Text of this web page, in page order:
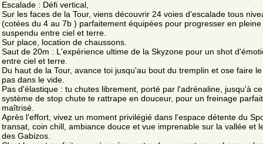
Escalade : Défi vertical,
Sur les faces de la Tour, viens découvrir 24 voies d'escalade tous
(cotées du 4 au 7b ) parfaitement équipées pour progresser en
suspendu entre ciel et terre.
Sur place, location de chaussons.
Saut de 20m : L'expérience ultime de la Skyzone pour un shot
entre ciel et terre.
Du haut de la Tour, avance toi jusqu'au bout du tremplin et ose faire
pas dans le vide.
Pas d'élastique : tu chutes librement, porté par l'adrénaline, jusqu'à
système de stop chute te rattrape en douceur, pour un freinage
maîtrisé.
Après l'effort, vivez un moment privilégié dans l'espace détente du
transat, coin chill, ambiance douce et vue imprenable sur la vallée et
des Gabizos.